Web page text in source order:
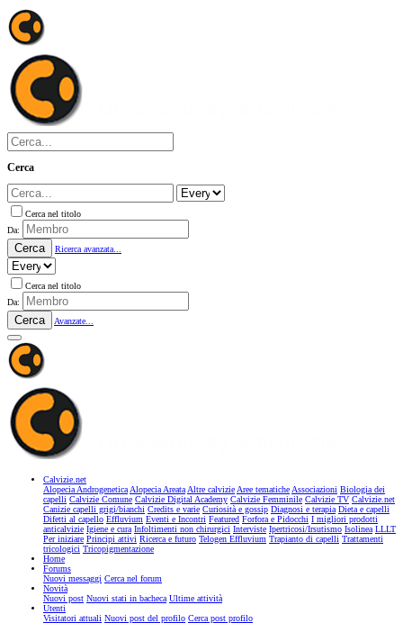
Cerca
Cerca nel titolo
Da:
Cerca Ricerca avanzata...
Cerca nel titolo
Da:
Cerca Avanzate...
Calvizie.net
Alopecia AndrogeneticaAlopecia AreataAltre calvizieAree tematicheAssociazioni Biologia dei
capelli Calvizie Comune Calvizie Digital Academy Calvizie Femminile Calvizie TV Calvizie.net
Canizie capelli grigi/bianchi Credits e varie Curiosità e gossip Diagnosi e terapia Dieta e capelli
Difetti al capello Effluvium Eventi e Incontri Featured Forfora e Pidocchi I migliori prodotti
anticalvizie Igiene e cura Infoltimenti non chirurgici Interviste Ipertricosi/Irsutismo Isolinea LLLT
Per iniziare Principi attivi Ricerca e futuro Telogen Effluvium Trapianto di capelli Trattamenti
tricologici Tricopigmentazione
Home
Forums
Nuovi messaggi Cerca nel forum
Novità
Nuovi post Nuovi stati in bacheca Ultime attività
Utenti
Visitatori attuali Nuovi post del profilo Cerca post profilo